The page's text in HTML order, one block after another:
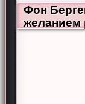
Фон
желанием